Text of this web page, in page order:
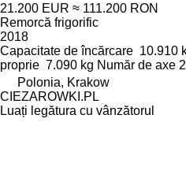
21.200 EUR ≈ 111.200 RON
Remorcă frigorific
2018
Capacitate de încărcare 10.910
proprie 7.090 kg Număr de axe 2
Polonia, Krakow
CIEZAROWKI.PL
Luați legătura cu vânzătorul